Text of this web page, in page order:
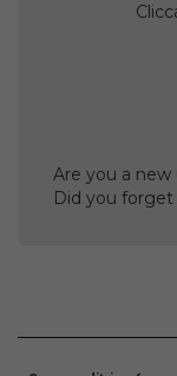
Are you a
Did you forget